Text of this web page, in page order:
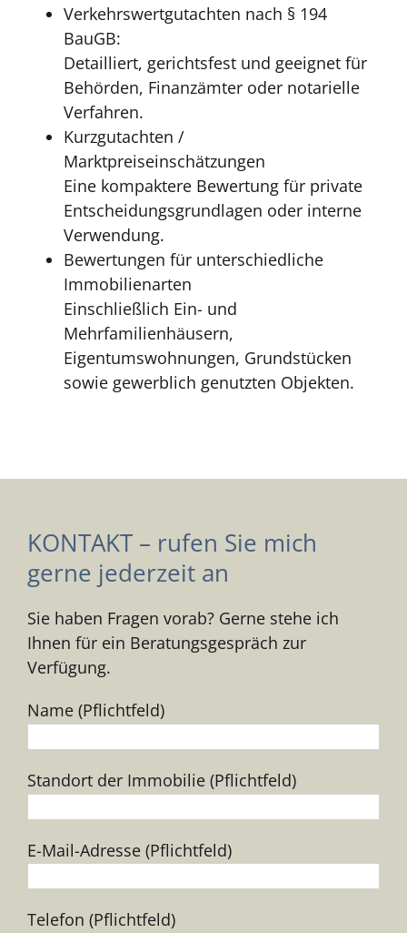
Verkehrswertgutachten nach § 194
BauGB:
Detailliert, gerichtsfest und geeignet für
Behörden, Finanzämter oder notarielle
Verfahren.
Kurzgutachten /
Marktpreiseinschätzungen
Eine kompaktere Bewertung für private
Entscheidungsgrundlagen oder interne
Verwendung.
Bewertungen für unterschiedliche
Immobilienarten
Einschließlich Ein- und
Mehrfamilienhäusern,
Eigentumswohnungen, Grundstücken
sowie gewerblich genutzten Objekten.
KONTAKT – rufen Sie mich
gerne jederzeit an
Sie haben Fragen vorab? Gerne stehe ich
Ihnen für ein Beratungsgespräch zur
Verfügung.
Name (Pflichtfeld)
Standort der Immobilie (Pflichtfeld)
E-Mail-Adresse (Pflichtfeld)
Telefon (Pflichtfeld)